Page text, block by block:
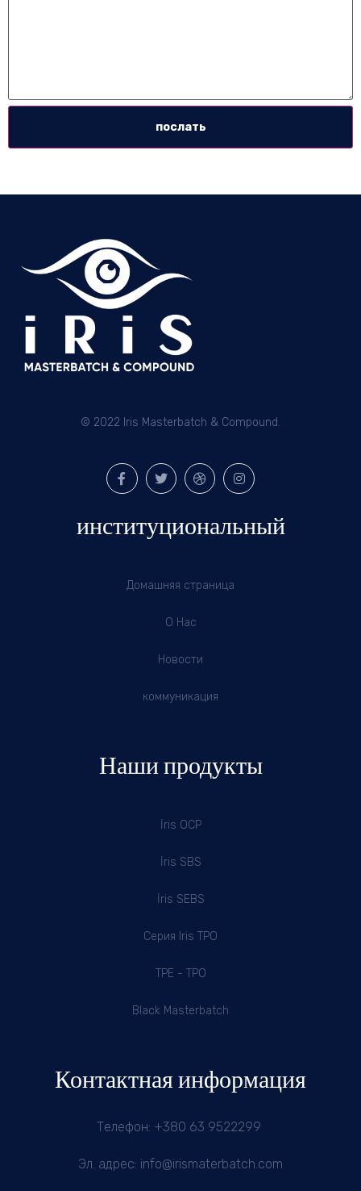
послать
© 2022 Iris Masterbatch & Compound.
институциональный
Домашняя страница
О Нас
Новости
коммуникация
Наши продукты
İris OCP
İris SBS
İris SEBS
Серия Iris TPO
TPE - TPO
Black Masterbatch
Контактная информация
Телефон: +380 63 9522299
Эл. адрес: info@irismaterbatch.com